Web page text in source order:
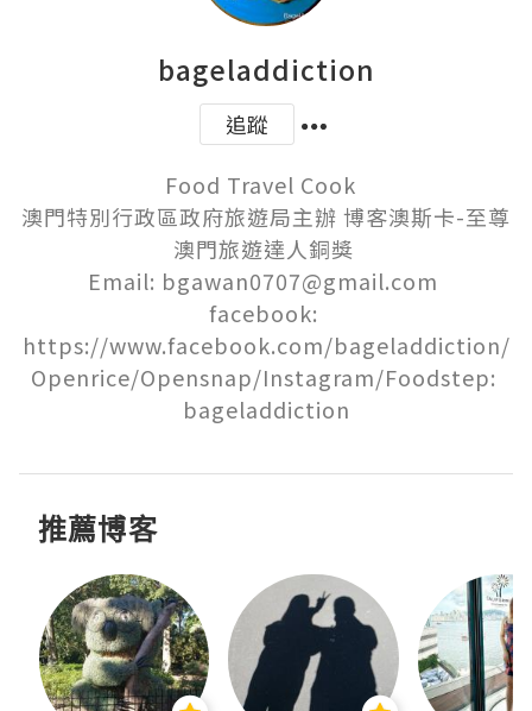
bageladdiction
追蹤
Food Travel Cook
澳門特別行政區政府旅遊局主辦 博客澳斯卡-至尊
澳門旅遊達人銅獎
Email: bgawan0707@gmail.com
facebook:
https://www.facebook.com/bageladdiction/
Openrice/Opensnap/Instagram/Foodstep:
bageladdiction
推薦博客